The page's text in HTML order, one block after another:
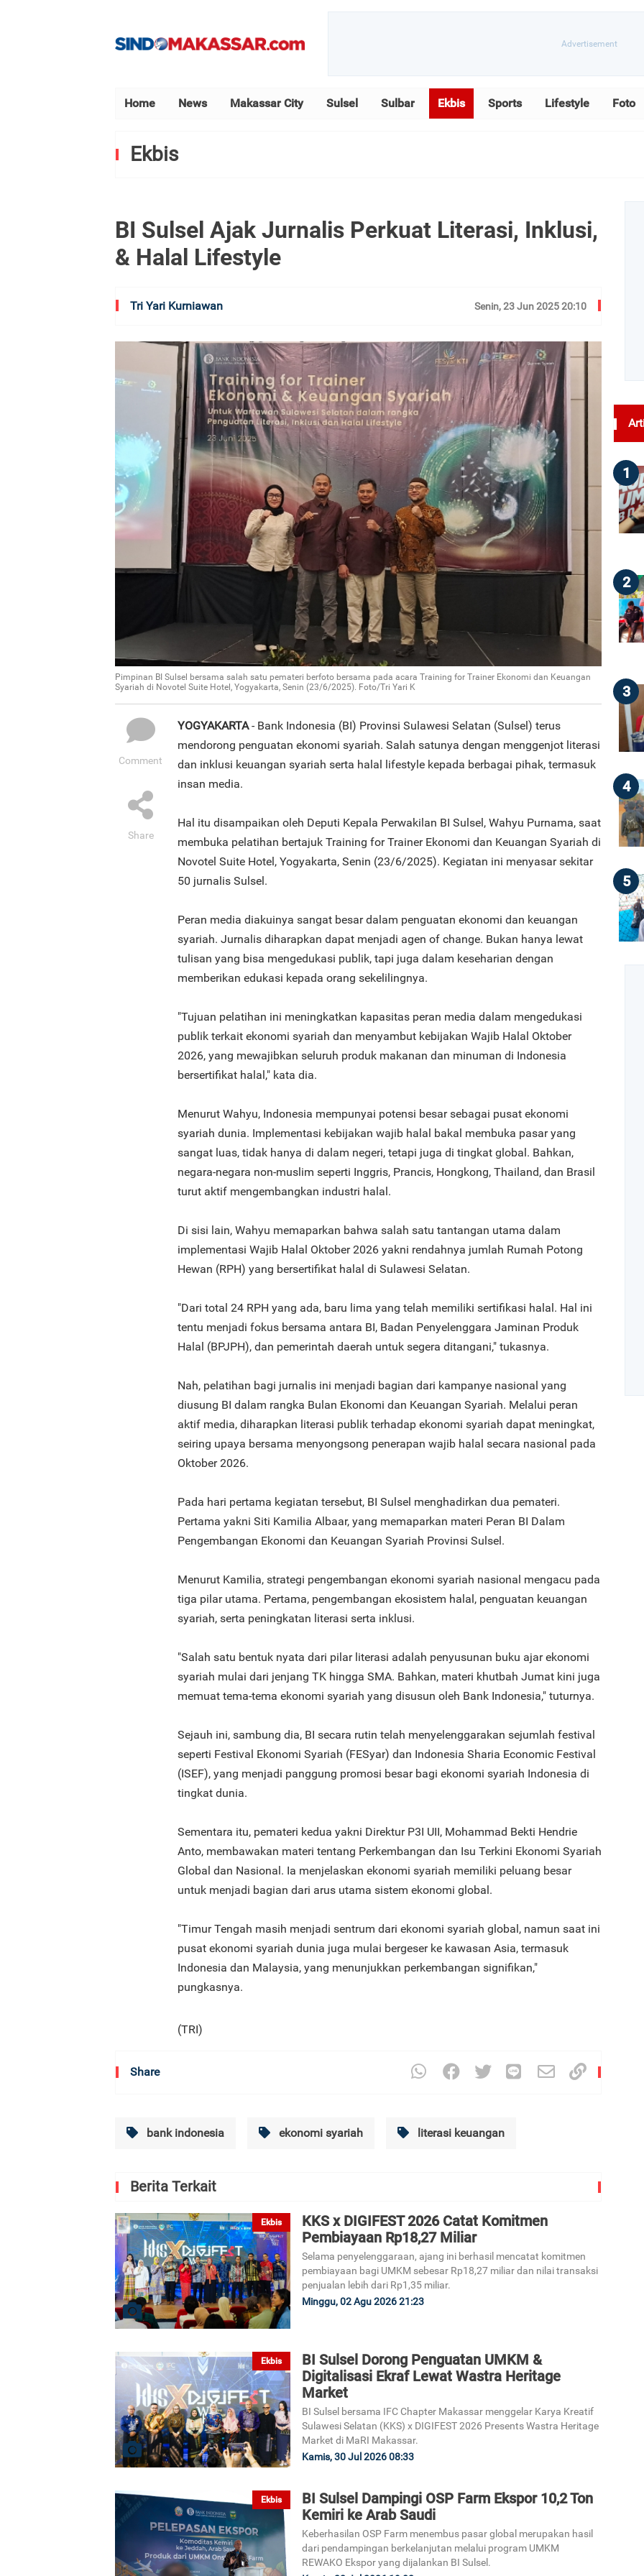
Home News Makassar City Sulsel Sulbar Ekbis Sports Lifestyle Foto
Ekbis
BI Sulsel Ajak Jurnalis Perkuat Literasi, Inklusi,
& Halal Lifestyle
Tri Yari Kurniawan Senin, 23 Jun 2025 20:10
Pimpinan BI Sulsel bersama salah satu pemateri berfoto bersama pada acara Training for Trainer Ekonomi dan Keuangan
Syariah di Novotel Suite Hotel, Yogyakarta, Senin (23/6/2025). Foto/Tri Yari K
Comment
Share
YOGYAKARTA- Bank Indonesia (BI) Provinsi Sulawesi Selatan (Sulsel) terus
mendorong penguatan ekonomi syariah. Salah satunya dengan menggenjot literasi
dan inklusi keuangan syariah serta halal lifestyle kepada berbagai pihak, termasuk
insan media.
Hal itu disampaikan oleh Deputi Kepala Perwakilan BI Sulsel, Wahyu Purnama, saat
membuka pelatihan bertajuk Training for Trainer Ekonomi dan Keuangan Syariah di
Novotel Suite Hotel, Yogyakarta, Senin (23/6/2025). Kegiatan ini menyasar sekitar
50 jurnalis Sulsel.
Peran media diakuinya sangat besar dalam penguatan ekonomi dan keuangan
syariah. Jurnalis diharapkan dapat menjadi agen of change. Bukan hanya lewat
tulisan yang bisa mengedukasi publik, tapi juga dalam keseharian dengan
memberikan edukasi kepada orang sekelilingnya.
"Tujuan pelatihan ini meningkatkan kapasitas peran media dalam mengedukasi
publik terkait ekonomi syariah dan menyambut kebijakan Wajib Halal Oktober
2026, yang mewajibkan seluruh produk makanan dan minuman di Indonesia
bersertifikat halal," kata dia.
Menurut Wahyu, Indonesia mempunyai potensi besar sebagai pusat ekonomi
syariah dunia. Implementasi kebijakan wajib halal bakal membuka pasar yang
sangat luas, tidak hanya di dalam negeri, tetapi juga di tingkat global. Bahkan,
negara-negara non-muslim seperti Inggris, Prancis, Hongkong, Thailand, dan Brasil
turut aktif mengembangkan industri halal.
Di sisi lain, Wahyu memaparkan bahwa salah satu tantangan utama dalam
implementasi Wajib Halal Oktober 2026 yakni rendahnya jumlah Rumah Potong
Hewan (RPH) yang bersertifikat halal di Sulawesi Selatan.
"Dari total 24 RPH yang ada, baru lima yang telah memiliki sertifikasi halal. Hal ini
tentu menjadi fokus bersama antara BI, Badan Penyelenggara Jaminan Produk
Halal (BPJPH), dan pemerintah daerah untuk segera ditangani," tukasnya.
Nah, pelatihan bagi jurnalis ini menjadi bagian dari kampanye nasional yang
diusung BI dalam rangka Bulan Ekonomi dan Keuangan Syariah. Melalui peran
aktif media, diharapkan literasi publik terhadap ekonomi syariah dapat meningkat,
seiring upaya bersama menyongsong penerapan wajib halal secara nasional pada
Oktober 2026.
Pada hari pertama kegiatan tersebut, BI Sulsel menghadirkan dua pemateri.
Pertama yakni Siti Kamilia Albaar, yang memaparkan materi Peran BI Dalam
Pengembangan Ekonomi dan Keuangan Syariah Provinsi Sulsel.
Menurut Kamilia, strategi pengembangan ekonomi syariah nasional mengacu pada
tiga pilar utama. Pertama, pengembangan ekosistem halal, penguatan keuangan
syariah, serta peningkatan literasi serta inklusi.
"Salah satu bentuk nyata dari pilar literasi adalah penyusunan buku ajar ekonomi
syariah mulai dari jenjang TK hingga SMA. Bahkan, materi khutbah Jumat kini juga
memuat tema-tema ekonomi syariah yang disusun oleh Bank Indonesia," tuturnya.
Sejauh ini, sambung dia, BI secara rutin telah menyelenggarakan sejumlah festival
seperti Festival Ekonomi Syariah (FESyar) dan Indonesia Sharia Economic Festival
(ISEF), yang menjadi panggung promosi besar bagi ekonomi syariah Indonesia di
tingkat dunia.
Sementara itu, pemateri kedua yakni Direktur P3I UII, Mohammad Bekti Hendrie
Anto, membawakan materi tentang Perkembangan dan Isu Terkini Ekonomi Syariah
Global dan Nasional. Ia menjelaskan ekonomi syariah memiliki peluang besar
untuk menjadi bagian dari arus utama sistem ekonomi global.
"Timur Tengah masih menjadi sentrum dari ekonomi syariah global, namun saat ini
pusat ekonomi syariah dunia juga mulai bergeser ke kawasan Asia, termasuk
Indonesia dan Malaysia, yang menunjukkan perkembangan signifikan,"
pungkasnya.
(TRI)
Share
bank indonesia ekonomi syariah literasi keuangan
Berita Terkait
Ekbis
KKS x DIGIFEST 2026 Catat Komitmen
Pembiayaan Rp18,27 Miliar
Selama penyelenggaraan, ajang ini berhasil mencatat komitmen
pembiayaan bagi UMKM sebesar Rp18,27 miliar dan nilai transaksi
penjualan lebih dari Rp1,35 miliar.
Minggu, 02 Agu 2026 21:23
Ekbis
BI Sulsel Dorong Penguatan UMKM &
Digitalisasi Ekraf Lewat Wastra Heritage
Market
BI Sulsel bersama IFC Chapter Makassar menggelar Karya Kreatif
Sulawesi Selatan (KKS) x DIGIFEST 2026 Presents Wastra Heritage
Market di MaRI Makassar.
Kamis, 30 Jul 2026 08:33
Ekbis
BI Sulsel Dampingi OSP Farm Ekspor 10,2 Ton
Kemiri ke Arab Saudi
Keberhasilan OSP Farm menembus pasar global merupakan hasil
dari pendampingan berkelanjutan melalui program UMKM
REWAKO Ekspor yang dijalankan BI Sulsel.
1
2
3
4
5